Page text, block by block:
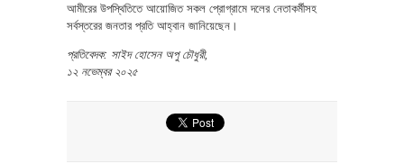
আমীরের উপস্থিতিতে আয়োজিত সকল প্রোগ্রামে দলের নেতাকর্মীসহ
সর্বস্তরের জনতার প্রতি আহ্বান জানিয়েছেন।
প্রতিবেদক: সাইদ হোসেন অপু চৌধুরী,
১২ নভেম্বর ২০২৫